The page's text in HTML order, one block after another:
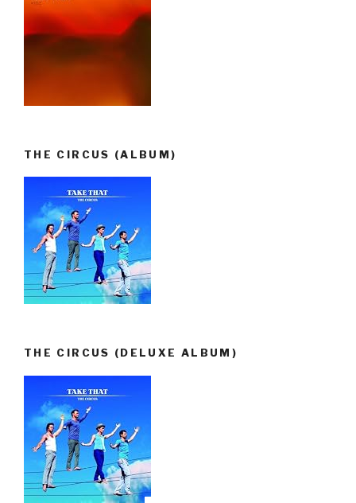
THE CIRCUS (ALBUM)
THE CIRCUS (DELUXE ALBUM)